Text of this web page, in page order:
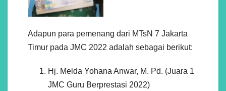
Adapun para pemenang dari MTsN 7 Jakarta
Timur pada JMC 2022 adalah sebagai berikut:
Hj. Melda Yohana Anwar, M. Pd. (Juara 1
JMC Guru Berprestasi 2022)